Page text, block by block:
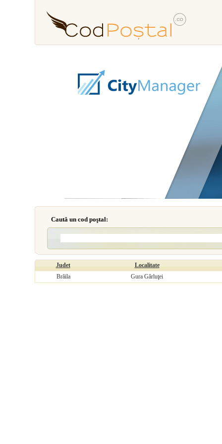
Caută un cod poştal:
Judet
Localitate
Brăila
Gura Gârluţei